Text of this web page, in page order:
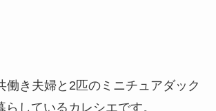
働き夫婦と2匹のミニチュアダック
らしているカレシエです。